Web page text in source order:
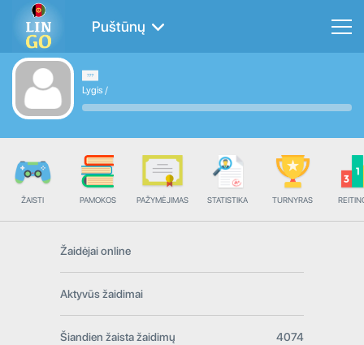
Puštūnų
Lygis /
ŽAISTI PAMOKOS PAŽYMĖJIMAS STATISTIKA TURNYRAS
Žaidėjai online
Aktyvūs žaidimai
Šiandien žaista žaidimų 4074